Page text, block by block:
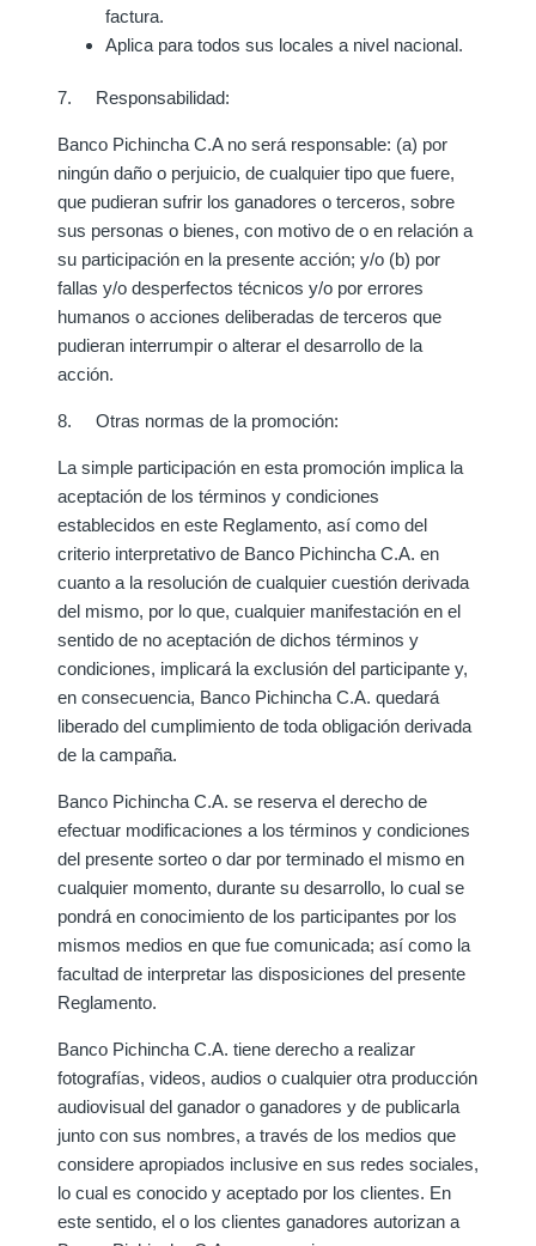
factura.
Aplica para todos sus locales a nivel nacional.
7. Responsabilidad:
Banco Pichincha C.A no será responsable: (a) por
ningún daño o perjuicio, de cualquier tipo que fuere,
que pudieran sufrir los ganadores o terceros, sobre
sus personas o bienes, con motivo de o en relación a
su participación en la presente acción; y/o (b) por
fallas y/o desperfectos técnicos y/o por errores
humanos o acciones deliberadas de terceros que
pudieran interrumpir o alterar el desarrollo de la
acción.
8. Otras normas de la promoción:
La simple participación en esta promoción implica la
aceptación de los términos y condiciones
establecidos en este Reglamento, así como del
criterio interpretativo de Banco Pichincha C.A. en
cuanto a la resolución de cualquier cuestión derivada
del mismo, por lo que, cualquier manifestación en el
sentido de no aceptación de dichos términos y
condiciones, implicará la exclusión del participante y,
en consecuencia, Banco Pichincha C.A. quedará
liberado del cumplimiento de toda obligación derivada
de la campaña.
Banco Pichincha C.A. se reserva el derecho de
efectuar modificaciones a los términos y condiciones
del presente sorteo o dar por terminado el mismo en
cualquier momento, durante su desarrollo, lo cual se
pondrá en conocimiento de los participantes por los
mismos medios en que fue comunicada; así como la
facultad de interpretar las disposiciones del presente
Reglamento.
Banco Pichincha C.A. tiene derecho a realizar
fotografías, videos, audios o cualquier otra producción
audiovisual del ganador o ganadores y de publicarla
junto con sus nombres, a través de los medios que
considere apropiados inclusive en sus redes sociales,
lo cual es conocido y aceptado por los clientes. En
este sentido, el o los clientes ganadores autorizan a